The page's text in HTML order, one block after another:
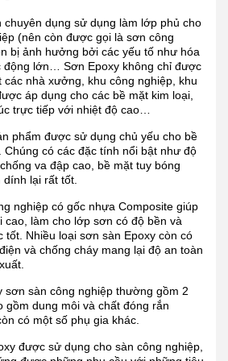
chuyên dụng sử dụng làm lớp phủ cho
(nên còn được gọi là sơn công
bị ảnh hưởng bởi các yếu tố như hóa
động lớn… Sơn Epoxy không chỉ được
các nhà xưởng, khu công nghiệp, khu
áp dụng cho các bề mặt kim loại,
trực tiếp với nhiệt độ cao…
phẩm được sử dụng chủ yếu cho bề
Chúng có các đặc tính nổi bật như độ
va đập cao, bề mặt tuy bóng
lại rất tốt.
nghiệp có gốc nhựa Composite giúp
cao, làm cho lớp sơn có độ bền và
tốt. Nhiều loại sơn sàn Epoxy còn có
và chống cháy mang lại độ an toàn
sơn sàn công nghiệp thường gồm 2
gồm dung môi và chất đóng rắn
có một số phụ gia khác.
được sử dụng cho sàn công nghiệp,